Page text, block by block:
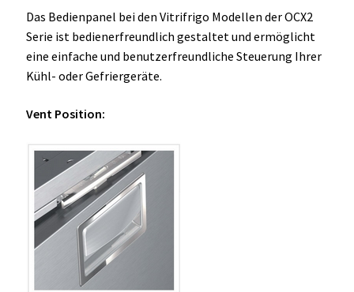
Das Bedienpanel bei den Vitrifrigo Modellen der OCX2
Serie ist bedienerfreundlich gestaltet und ermöglicht
eine einfache und benutzerfreundliche Steuerung Ihrer
Kühl- oder Gefriergeräte.
Vent Position: